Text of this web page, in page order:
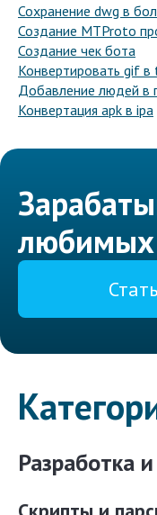
Сохранение dwg в
Создание MTProto
Создание чек бота
Конвертировать gif в
Добавление людей в
Конвертация apk в ipa
любимых
Разработка